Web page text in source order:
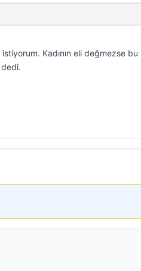
Kadının eli değmezse bu